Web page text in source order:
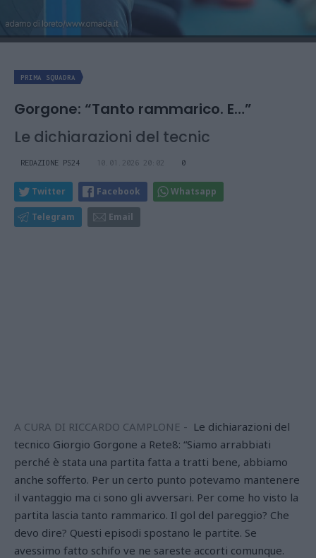
PRIMA SQUADRA
Gorgone: “Tanto rammarico. E…”
Le dichiarazioni del tecnic
REDAZIONE PS24 10.01.2026 20:02 0
Twitter Facebook Whatsapp
Telegram Email
A CURA DI RICCARDO CAMPLONE - Le dichiarazioni del
tecnico Giorgio Gorgone a Rete8: “Siamo arrabbiati
perché è stata una partita fatta a tratti bene, abbiamo
anche sofferto. Per un certo punto potevamo mantenere
il vantaggio ma ci sono gli avversari. Per come ho visto la
partita lascia tanto rammarico. Il gol del pareggio? Che
devo dire? Questi episodi spostano le partite. Se
avessimo fatto schifo ve ne sareste accorti comunque.